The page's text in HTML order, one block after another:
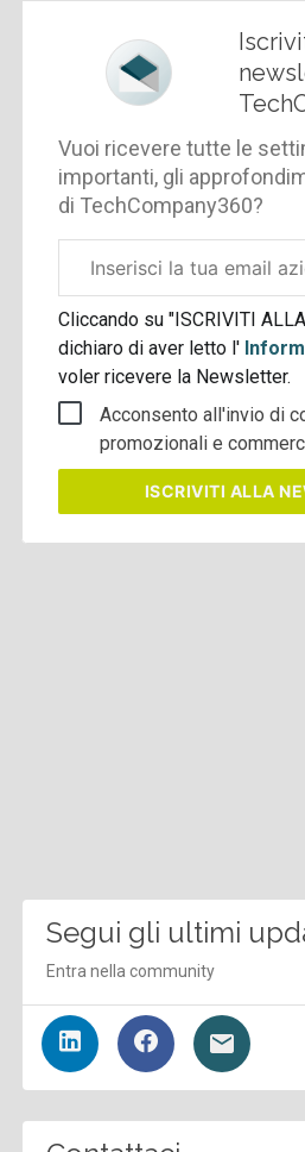
Vuoi ricevere tutte le
importanti, gli
di TechCompany360?
aziendale
Cliccando su "ISCRIVITI
dichiaro di aver letto l'
voler ricevere la Newsletter.
Acconsento all'invio di
promozionali e
ISCRIVITI ALLA
Segui gli ultimi
Entra nella community